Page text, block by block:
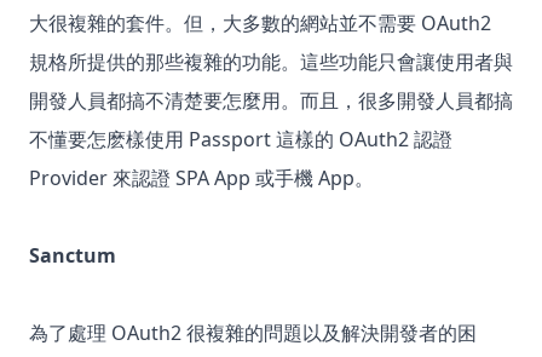
大很複雜的套件。但，大多數的網站並不需要 OAuth2
規格所提供的那些複雜的功能。這些功能只會讓使用者與
開發人員都搞不清楚要怎麼用。而且，很多開發人員都搞
不懂要怎麽樣使用 Passport 這樣的 OAuth2 認證
Provider 來認證 SPA App 或手機 App。
Sanctum
為了處理 OAuth2 很複雜的問題以及解決開發者的困